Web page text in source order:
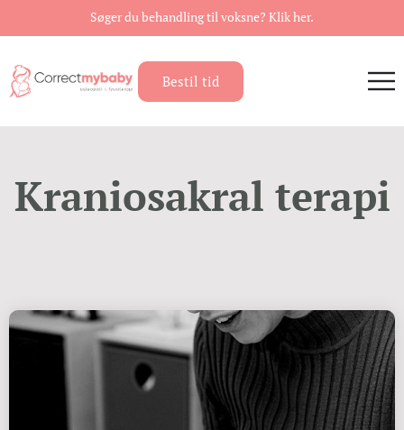
Søger du behandling til voksne? Klik her.
Bestil tid
Kraniosakral terapi